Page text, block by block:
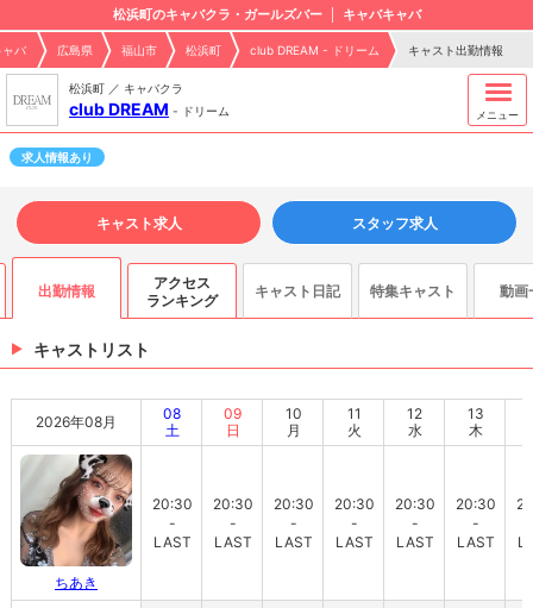
松浜町のキャバクラ・ガールズバー キャバキャバ
ャバ 広島県 福山市 松浜町 club DREAM - ドリーム キャスト出勤情報
松浜町 ／ キャバクラ
club DREAM - ドリーム メニュー
求人情報あり
キャスト求人 スタッフ求人
出勤情報
アクセス
ランキング
キャスト日記 特集キャスト 動画
キャストリスト
2026年08月
08
土
09
日
10
月
11
火
12
水
13
木
ちあき
20:30
-
LAST
20:30
-
LAST
20:30
-
LAST
20:30
-
LAST
20:30
-
LAST
20:30
-
LAST